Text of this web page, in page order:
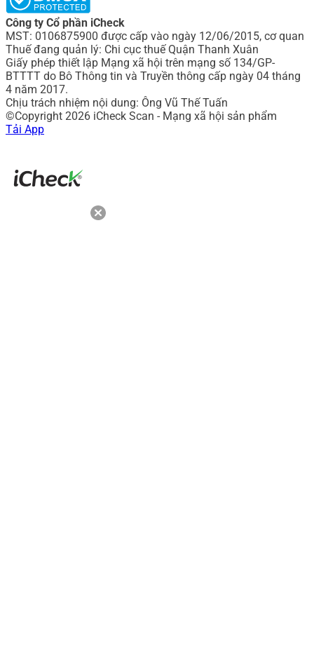
Công ty Cổ phần iCheck
MST: 0106875900 được cấp vào ngày 12/06/2015, cơ quan
Thuế đang quản lý: Chi cục thuế Quận Thanh Xuân
Giấy phép thiết lập Mạng xã hội trên mạng số 134/GP-
BTTTT do Bô Thông tin và Truyền thông cấp ngày 04 tháng
4 năm 2017.
Chịu trách nhiệm nội dung: Ông Vũ Thế Tuấn
©Copyright 2026 iCheck Scan - Mạng xã hội sản phẩm
Tải App